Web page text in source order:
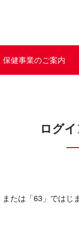
保健事業のご案内
ログ
たは「63」では